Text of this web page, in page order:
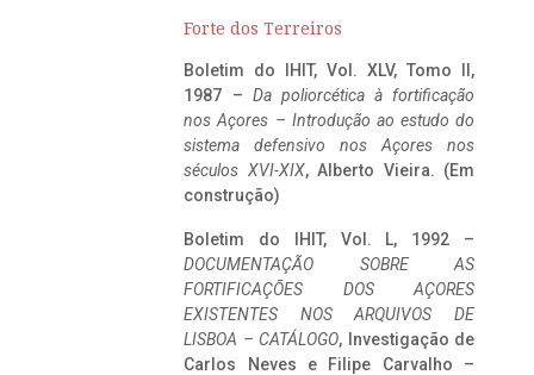
Forte dos Terreiros
Boletim do IHIT, Vol. XLV, Tomo II,
1987 – Da poliorcética à fortificação
nos Açores – Introdução ao estudo do
sistema defensivo nos Açores nos
séculos XVI-XIX, Alberto Vieira. (Em
construção)
Boletim do IHIT, Vol. L, 1992 –
DOCUMENTAÇÃO SOBRE AS
FORTIFICAÇÕES DOS AÇORES
EXISTENTES NOS ARQUIVOS DE
LISBOA – CATÁLOGO, Investigação de
Carlos Neves e Filipe Carvalho –